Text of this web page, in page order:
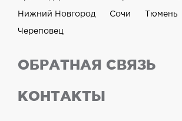
Нижний Новгород Сочи Тюмень
Череповец
ОБРАТНАЯ СВЯЗЬ
КОНТАКТЫ